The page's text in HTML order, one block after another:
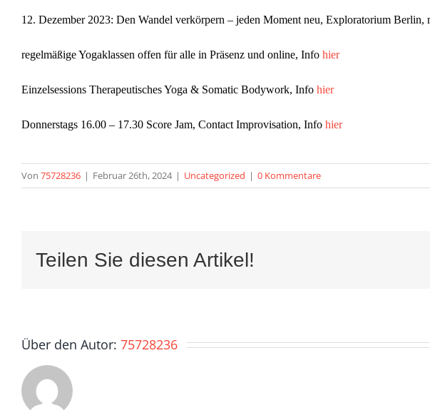
12. Dezember 2023: Den Wandel verkörpern – jeden Moment neu, Exploratorium Berlin,
regelmäßige Yogaklassen offen für alle in Präsenz und online, Info hier
Einzelsessions Therapeutisches Yoga & Somatic Bodywork, Info hier
Donnerstags 16.00 – 17.30 Score Jam, Contact Improvisation, Info hier
Von 75728236 | Februar 26th, 2024 | Uncategorized | 0 Kommentare
Teilen Sie diesen Artikel!
Über den Autor: 75728236